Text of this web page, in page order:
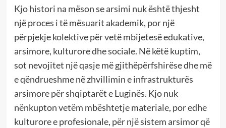
Kjo histori na mëson se arsimi nuk është thjesht
një proces i të mësuarit akademik, por një
përpjekje kolektive për vetë mbijetesë edukative,
arsimore, kulturore dhe sociale. Në këtë kuptim,
sot nevojitet një qasje më gjithëpërfshirëse dhe më
e qëndrueshme në zhvillimin e infrastrukturës
arsimore për shqiptarët e Luginës. Kjo nuk
nënkupton vetëm mbështetje materiale, por edhe
kulturore e profesionale, për një sistem arsimor që